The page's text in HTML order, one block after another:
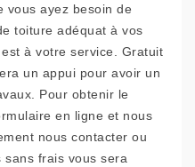
vous ayez besoin de
toiture adéquat à vos
à votre service. Gratuit
un appui pour avoir un
Pour obtenir le
en ligne et nous
nous contacter ou
sans frais vous sera